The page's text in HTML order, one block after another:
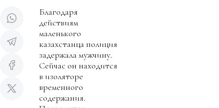
Благодаря
действиям
маленького
казахстанца полиция
задержала мужчину.
Сейчас он находится
в изоляторе
временного
содержания.